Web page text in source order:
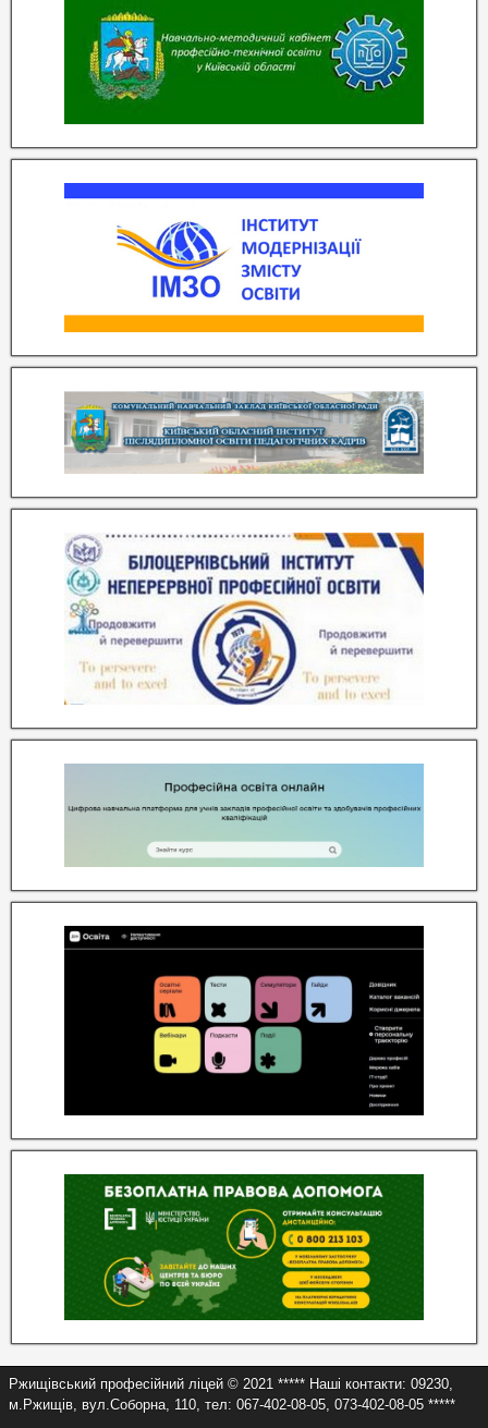
Ржищівський професійний ліцей © 2021 ***** Наші контакти: 09230,
м.Ржищів, вул.Соборна, 110, тел: 067-402-08-05, 073-402-08-05 *****